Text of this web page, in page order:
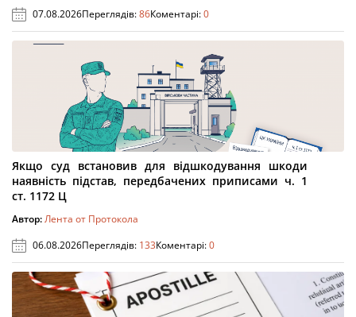
07.08.2026Переглядів:86Коментарі:0
Якщо суд встановив для відшкодування шкоди
наявність підстав, передбачених приписами ч. 1
ст. 1172 Ц
Автор:Лента от Протокола
06.08.2026Переглядів: 133Коментарі:0